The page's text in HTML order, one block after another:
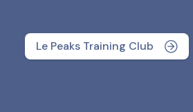
Le Peaks Training Club